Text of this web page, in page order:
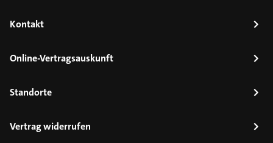
Kontakt
Online-Vertragsauskunft
Standorte
Vertrag widerrufen